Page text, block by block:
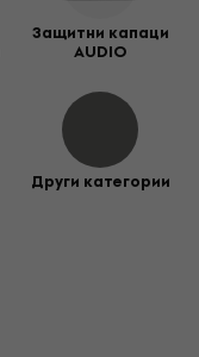
Защитни капаци
AUDIO
Други категории